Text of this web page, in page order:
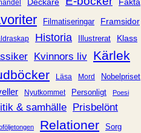
Filmatiseringar Framsidor
Historia Illustrerat Klass
Kvinnors liv Kärlek
Läsa Mord Nobelpriset
Nyutkommet Personligt Poesi
& samhälle Prisbelönt
Relationer Sorg